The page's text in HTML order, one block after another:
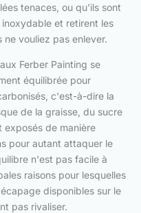
tenaces, ou qu'ils sont
et retirent les
vouliez pas enlever.
Ferber Painting se
équilibrée pour
c'est-à-dire la
de la graisse, du sucre
exposés de manière
pour autant attaquer le
n'est pas facile à
raisons pour lesquelles
disponibles sur le
pas rivaliser.